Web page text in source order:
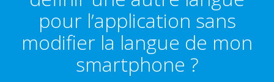
pour l’application sans
modifier la langue de mon
smartphone ?